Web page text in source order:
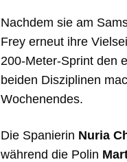
Nachdem sie am
Frey erneut ihre
200-Meter-Sprint den
beiden Disziplinen
Wochenendes.
Die Spanierin Nuria
während die Polin